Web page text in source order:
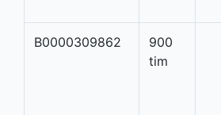
B0000309862
900
tim